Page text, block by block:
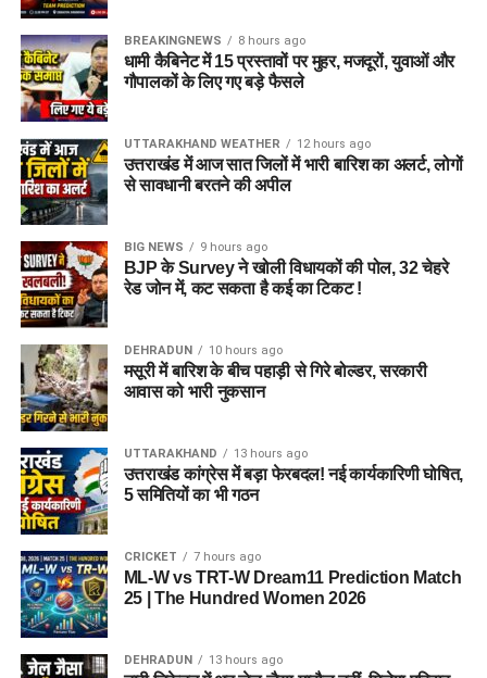
BREAKINGNEWS 8 hours ago
धामी कैबिनेट में 15 प्रस्तावों पर मुहर, मजदूरों, युवाओं और
गौपालकों के लिए गए बड़े फैसले
UTTARAKHAND WEATHER 12 hours ago
उत्तराखंड में आज सात जिलों में भारी बारिश का अलर्ट, लोगों
से सावधानी बरतने की अपील
BIG NEWS 9 hours ago
BJP के Survey ने खोली विधायकों की पोल, 32 चेहरे
रेड जोन में, कट सकता है कई का टिकट !
DEHRADUN 10 hours ago
मसूरी में बारिश के बीच पहाड़ी से गिरे बोल्डर, सरकारी
आवास को भारी नुकसान
UTTARAKHAND 13 hours ago
उत्तराखंड कांग्रेस में बड़ा फेरबदल! नई कार्यकारिणी घोषित,
5 समितियों का भी गठन
CRICKET 7 hours ago
ML-W vs TRT-W Dream11 Prediction Match
25 | The Hundred Women 2026
DEHRADUN 13 hours ago